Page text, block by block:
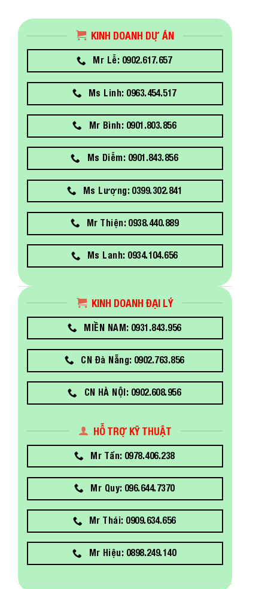
KINH DOANH DỰ ÁN
Mr Lễ: 0902.617.657
Ms Linh: 0963.454.517
Mr Bình: 0901.803.856
Ms Diễm: 0901.843.856
Ms Lượng: 0399.302.841
Mr Thiện: 0938.440.889
Ms Lanh: 0934.104.656
KINH DOANH ĐẠI LÝ
MIỀN NAM: 0931.843.956
CN Đà Nẵng: 0902.763.856
CN HÀ NỘI: 0902.608.956
HỖ TRỢ KỸ THUẬT
Mr Tấn: 0978.406.238
Mr Quy: 096.644.7370
Mr Thái: 0909.634.656
Mr Hiệu: 0898.249.140